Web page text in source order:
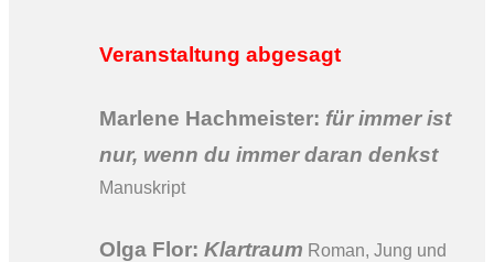
Veranstaltung abgesagt
Marlene Hachmeister: für immer ist
nur, wenn du immer daran denkst
Manuskript
Olga Flor: Klartraum Roman, Jung und